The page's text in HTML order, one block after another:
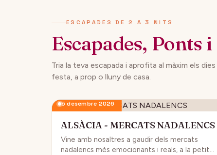
ESCAPADES DE 2 A 3 NITS
Escapades, Ponts
Tria la teva escapada i aprofita al màxim els dies
festa, a prop o lluny de casa.
5 desembre 2026
ALSÀCIA - MERCATS NADALENCS
Vine amb nosaltres a gaudir dels mercats
nadalencs més emocionants i reals, a la petita